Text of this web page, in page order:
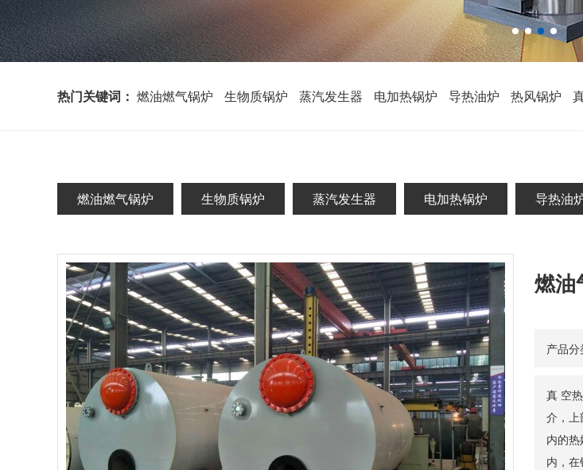
热门关键词： 燃油燃气锅炉 生物质锅炉 蒸汽发生器 电加热锅炉 导热油炉 热风锅炉
燃油燃气锅炉 生物质锅炉 蒸汽发生器 电加热锅炉 导热油
燃油
产品分
真 空
介，上
内的
内，